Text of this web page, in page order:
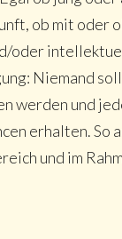
ob mit oder
oder
Niemand
werden und
erhalten. So
und im